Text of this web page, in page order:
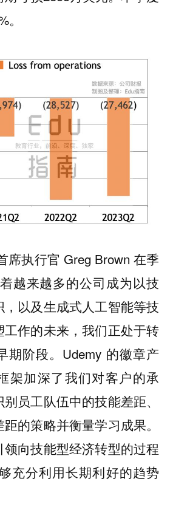
席执行官 Greg Brown 在季
越来越多的公司成为以技
以及生成式人工智能等技
工作的未来，我们正处于转
期阶段。Udemy 的徽章产
架加深了我们对客户的承
员工队伍中的技能差距、
的策略并衡量学习成果。
向技能型经济转型的过程
充分利用长期利好的趋势